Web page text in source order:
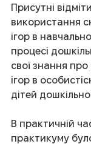
Присутні
використання
ігор в
процесі
свої знання
ігор в
дітей
В практичній
практикуму